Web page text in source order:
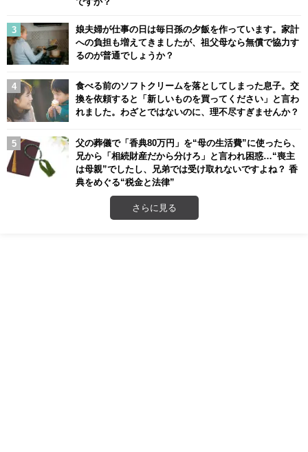
娘夫婦が仕事の日は毎日孫の夕飯を作っています。家計
への負担も増えてきましたが、祖父母なら無償で協力す
るのが普通でしょうか？
食べる前のソフトクリームを落としてしまった息子。交
換を依頼すると「新しいものを買ってください」と言わ
れました。わざとではないのに、理不尽すぎませんか？
父の葬儀で「香典80万円」を“母の生活費”に使ったら、
兄から「相続財産だから分けろ」と言われ困惑…“喪主
は母親”でしたし、兄弟では受け取れないですよね？ 香
典をめぐる“税金と法律”
さらに見る